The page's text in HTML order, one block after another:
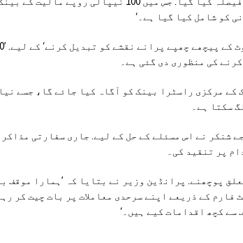
کو شامل کیا گیا ہے۔‘
کی منظوری دی گئی ہے۔
کے مرکزی راسٹرا بینک کو آگاہ کیا جائے گا، جسے
سکتا ہے۔
شنکر نے اس مسئلے کے حل کے لیے. جاری سفارتی
پر تنقید کی۔
پوچھنے. پرانڈین وزیر نے بتایا کہ ’ہمارا موقف
فارم کے ذریعے اپنے سرحدی معاملات پر بات چیت کر
سے کچھ اقدامات کیے ہیں۔‘